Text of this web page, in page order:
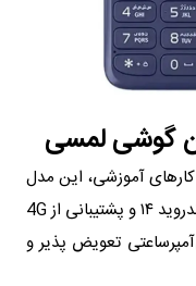
آموزشی، این مدل
با ۲ گیگابایت رم و ۳۲ گیگابایت حافظه، اندروید ۱۴ و پشتیبانی از 4G
قبولی دارد. باتری ۳۰۰۰ میلی‌آمپرساعتی تعویض پذیر و